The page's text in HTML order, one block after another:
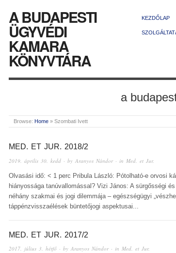
A BUDAPESTI
ÜGYVÉDI
KAMARA
KÖNYVTÁRA
KEZDŐLAP
a
Browse: Home » Szombati Ivett
MED. ET JUR. 2018/2
2019. április 30. kedd · by Aranyos Nándor· in Med. et Jur.
Olvasási idő: < 1 perc Pribula László: Pótolható-e orvosi
hiányossága tanúvallomással? Vizi János: A sürgősségi
néhány szakmai és jogi dilemmája – egészségügyi
táppénzvisszaélések büntetőjogi aspektusai...
MED. ET JUR. 2017/2
2017. július 3. hétfő · by Aranyos Nándor· in Med. et Jur.